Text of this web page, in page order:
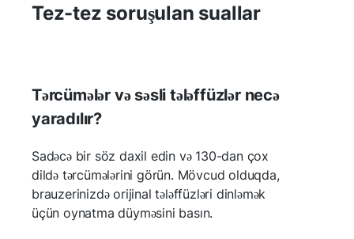
Tez-tez soruşulan suallar
Tərcümələr və səsli tələffüzlər necə
yaradılır?
Sadəcə bir söz daxil edin və 130-dan çox
dildə tərcümələrini görün. Mövcud olduqda,
brauzerinizdə orijinal tələffüzləri dinləmək
üçün oynatma düyməsini basın.